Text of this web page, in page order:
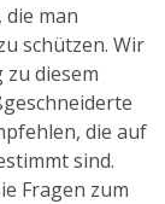
man
schützen. Wir
diesem
die auf
sind.
Fragen zum